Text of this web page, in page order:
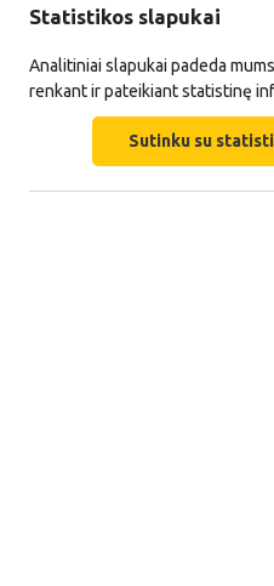
Statistikos slapukai
Analitiniai slapukai padeda
renkant ir pateikiant statistinę
Sutinku su
Metai